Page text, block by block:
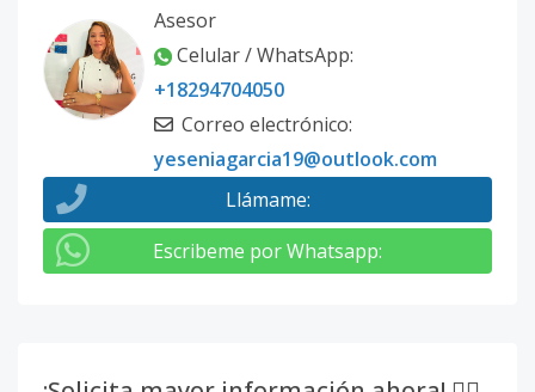
Asesor
Celular / WhatsApp:
+18294704050
Correo electrónico:
yeseniagarcia19@outlook.com
Llámame:
Escribeme por Whatsapp: